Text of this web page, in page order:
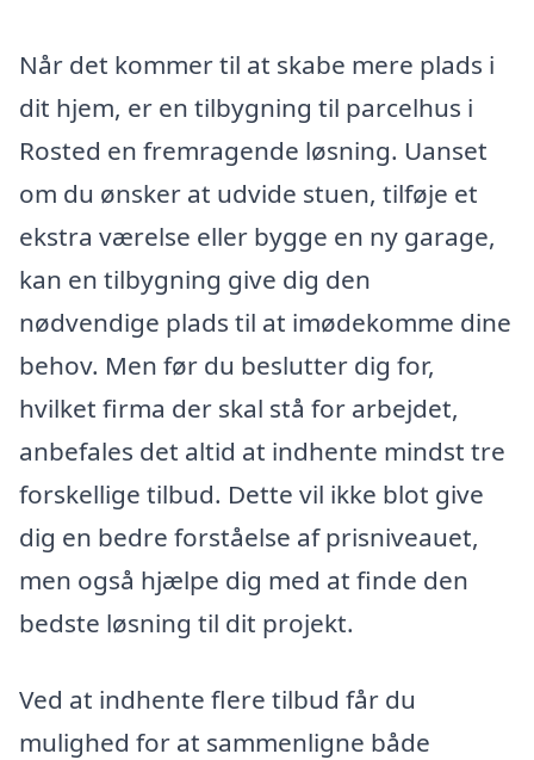
Når det kommer til at skabe mere plads i
dit hjem, er en tilbygning til parcelhus i
Rosted en fremragende løsning. Uanset
om du ønsker at udvide stuen, tilføje et
ekstra værelse eller bygge en ny garage,
kan en tilbygning give dig den
nødvendige plads til at imødekomme dine
behov. Men før du beslutter dig for,
hvilket firma der skal stå for arbejdet,
anbefales det altid at indhente mindst tre
forskellige tilbud. Dette vil ikke blot give
dig en bedre forståelse af prisniveauet,
men også hjælpe dig med at finde den
bedste løsning til dit projekt.
Ved at indhente flere tilbud får du
mulighed for at sammenligne både